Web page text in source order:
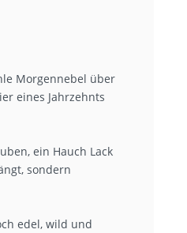
Morgennebel über
eines Jahrzehnts
ein Hauch Lack
sondern
edel, wild und